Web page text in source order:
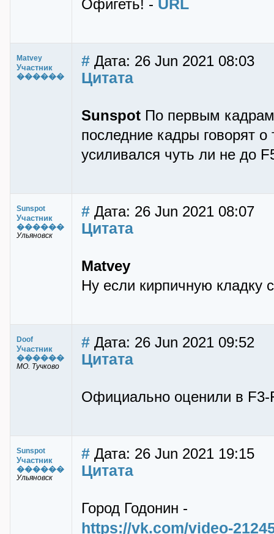
Офигеть! - URL
Matvey
Участник
������
# Дата: 26 Jun 2021 08:03
Цитата
Sunspot По первым кадрам
последние кадры говорят
усиливался чуть ли не до
Sunspot
Участник
������
Ульяновск
# Дата: 26 Jun 2021 08:07
Цитата
Matvey
Ну если кирпичную кладку
Doof
Участник
������
МО. Тучково
# Дата: 26 Jun 2021 09:52
Цитата
Официально оценили в F3-
Sunspot
Участник
������
Ульяновск
# Дата: 26 Jun 2021 19:15
Цитата
Город Годонин -
https://vk.com/video-